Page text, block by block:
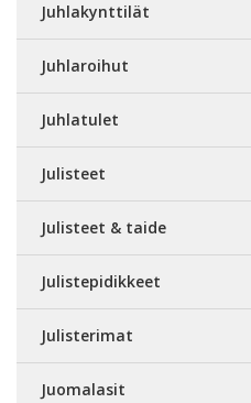
Juhlakynttilät
Juhlaroihut
Juhlatulet
Julisteet
Julisteet & taide
Julistepidikkeet
Julisterimat
Juomalasit